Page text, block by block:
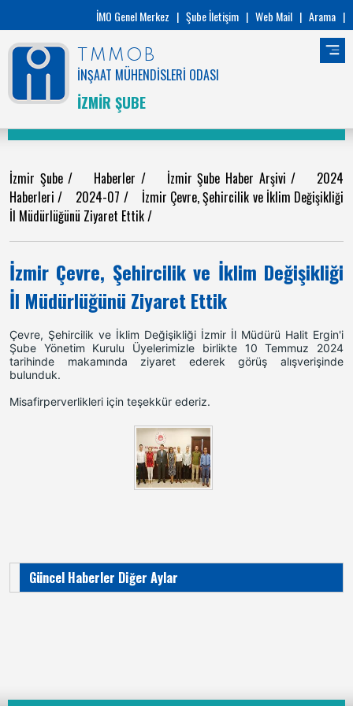
İMO Genel Merkez | Şube İletişim | Web Mail | Arama |
TMMOB
İNŞAAT MÜHENDİSLERİ ODASI
İZMİR ŞUBE
İzmir Şube/ Haberler / İzmir Şube Haber Arşivi/ 2024
Haberleri/ 2024-07 / İzmir Çevre, Şehircilik ve İklim Değişikliği
İl Müdürlüğünü Ziyaret Ettik/
İzmir Çevre, Şehircilik ve İklim Değişikliği
İl Müdürlüğünü Ziyaret Ettik
Çevre, Şehircilik ve İklim Değişikliği İzmir İl Müdürü Halit Ergin'i
Şube Yönetim Kurulu Üyelerimizle birlikte 10 Temmuz 2024
tarihinde makamında ziyaret ederek görüş alışverişinde
bulunduk.
Misafirperverlikleri için teşekkür ederiz.
Güncel Haberler Diğer Aylar